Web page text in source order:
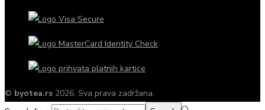
© byotea.rs 2026. Sva prava zadržana.